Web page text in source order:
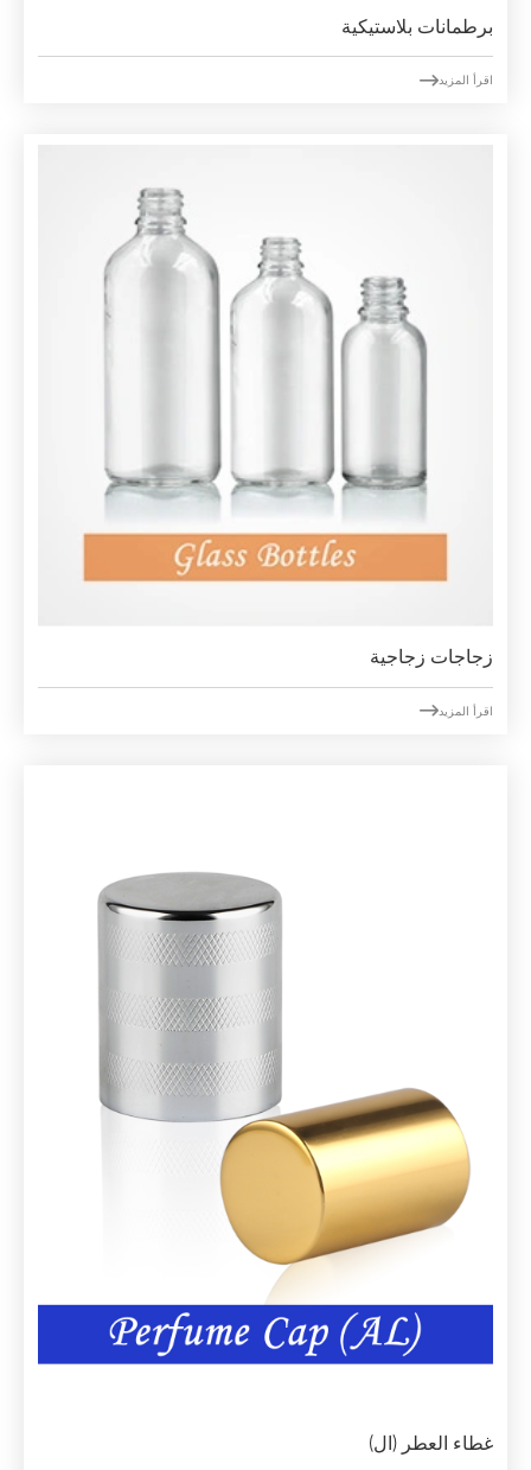
برطمانات بلاستيكية
اقرأ المزيد
زجاجات زجاجية
اقرأ المزيد
غطاء العطر (ال)